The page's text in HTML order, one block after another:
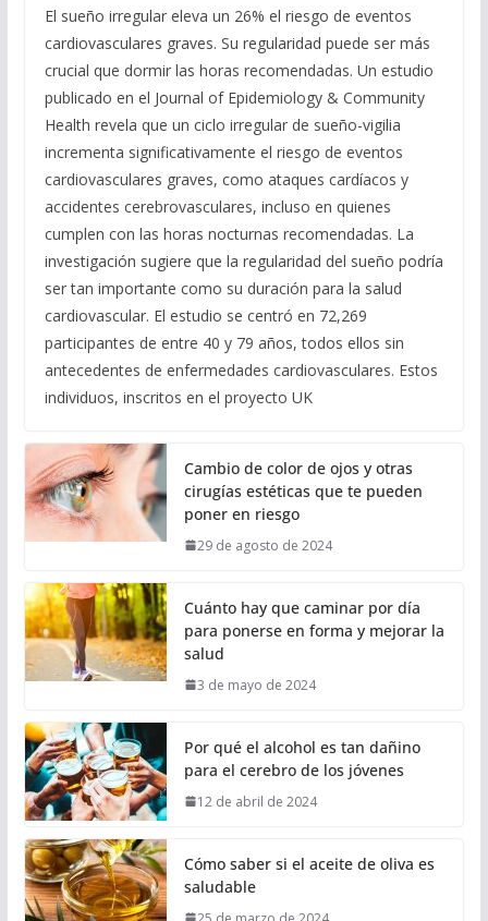
El sueño irregular eleva un 26% el riesgo de eventos
cardiovasculares graves. Su regularidad puede ser más
crucial que dormir las horas recomendadas. Un estudio
publicado en el Journal of Epidemiology & Community
Health revela que un ciclo irregular de sueño-vigilia
incrementa significativamente el riesgo de eventos
cardiovasculares graves, como ataques cardíacos y
accidentes cerebrovasculares, incluso en quienes
cumplen con las horas nocturnas recomendadas. La
investigación sugiere que la regularidad del sueño podría
ser tan importante como su duración para la salud
cardiovascular. El estudio se centró en 72,269
participantes de entre 40 y 79 años, todos ellos sin
antecedentes de enfermedades cardiovasculares. Estos
individuos, inscritos en el proyecto UK
Cambio de color de ojos y otras
cirugías estéticas que te pueden
poner en riesgo
29 de agosto de 2024
Cuánto hay que caminar por día
para ponerse en forma y mejorar la
salud
3 de mayo de 2024
Por qué el alcohol es tan dañino
para el cerebro de los jóvenes
12 de abril de 2024
Cómo saber si el aceite de oliva es
saludable